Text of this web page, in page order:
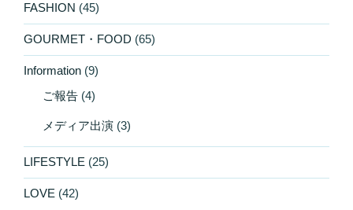
FASHION (45)
GOURMET・FOOD (65)
Information (9)
ご報告 (4)
メディア出演 (3)
LIFESTYLE (25)
LOVE (42)